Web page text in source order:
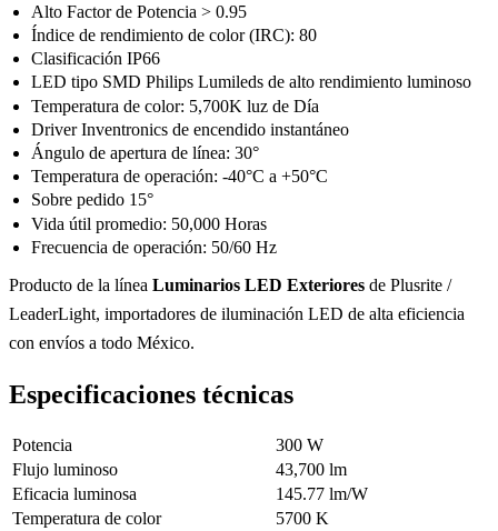
Alto Factor de Potencia > 0.95
Índice de rendimiento de color (IRC): 80
Clasificación IP66
LED tipo SMD Philips Lumileds de alto rendimiento luminoso
Temperatura de color: 5,700K luz de Día
Driver Inventronics de encendido instantáneo
Ángulo de apertura de línea: 30°
Temperatura de operación: -40°C a +50°C
Sobre pedido 15°
Vida útil promedio: 50,000 Horas
Frecuencia de operación: 50/60 Hz
Producto de la línea Luminarios LED Exteriores de Plusrite /
LeaderLight, importadores de iluminación LED de alta eficiencia
con envíos a todo México.
Especificaciones técnicas
Potencia
300 W
Flujo luminoso
43,700 lm
Eficacia luminosa
145.77 lm/W
Temperatura de color
5700 K